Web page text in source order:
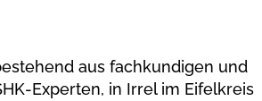
aus fachkundigen und
Experten, in Irrel im Eifelkreis